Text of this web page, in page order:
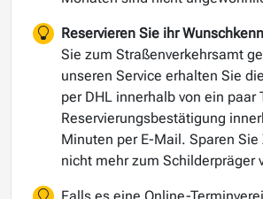
Reservieren Sie ihr
Sie zum Straßenverkehrsamt
unseren Service erhalten Sie
per DHL innerhalb von ein paar
Reservierungsbestätigung
Minuten per E-Mail. Sparen Sie
nicht mehr zum Schilderpräger